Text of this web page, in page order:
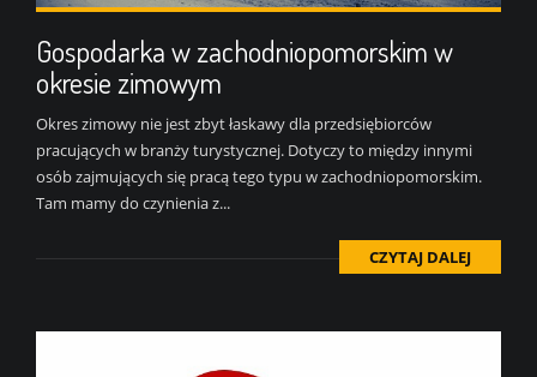
Gospodarka w zachodniopomorskim w
okresie zimowym
Okres zimowy nie jest zbyt łaskawy dla przedsiębiorców
pracujących w branży turystycznej. Dotyczy to między innymi
osób zajmujących się pracą tego typu w zachodniopomorskim.
Tam mamy do czynienia z...
CZYTAJ DALEJ